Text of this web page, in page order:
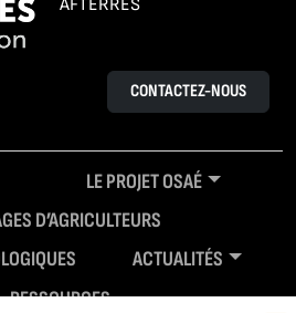
AFTERRES
CONTACTEZ-NOUS
LE PROJET OSAÉ
D’AGRICULTEURS
ACTUALITÉS
RESSOURCES